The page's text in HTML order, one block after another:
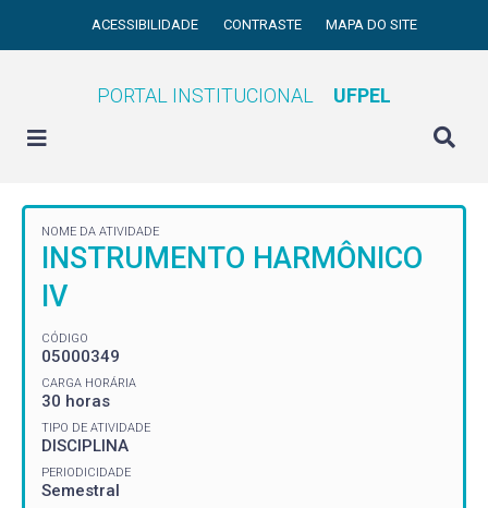
ACESSIBILIDADE CONTRASTE MAPA DO SITE
PORTAL INSTITUCIONAL UFPEL
NOME DA ATIVIDADE
INSTRUMENTO HARMÔNICO
IV
CÓDIGO
05000349
CARGA HORÁRIA
30 horas
TIPO DE ATIVIDADE
DISCIPLINA
PERIODICIDADE
Semestral